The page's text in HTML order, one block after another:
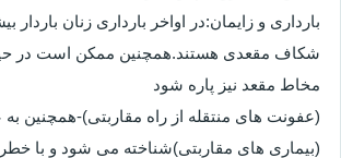
بارداری و زایمان:در اواخر بارداری زنان باردار
شکاف مقعدی هستند.همچنین ممکن است در
مخاط مقعد نیز پاره شود
(بیماری های مقاربتی)شناخته می شود و با خطر